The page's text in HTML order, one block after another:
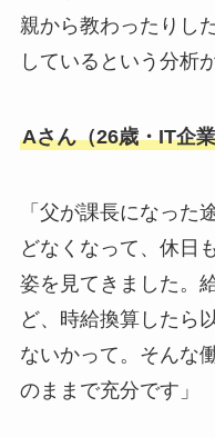
親から教わったりし
しているという分析
Aさん（26歳・IT企
「父が課長になった
どなくなって、休日
姿を見てきました。
ど、時給換算したら
ないかって。そんな
のままで充分です」